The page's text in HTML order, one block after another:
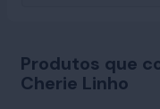
Produtos que
Cherie Linho